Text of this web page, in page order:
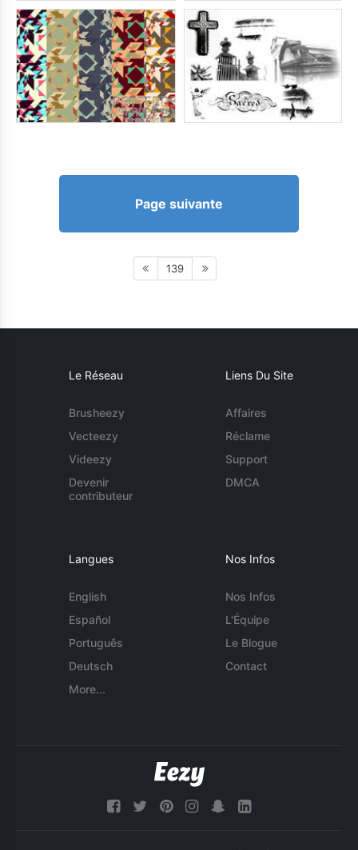
Page suivante
139
Le Réseau
Brusheezy
Vecteezy
Videezy
Devenir
contributeur
Liens Du Site
Affaires
Réclame
Support
DMCA
Langues
English
Español
Português
Deutsch
More...
Nos Infos
Nos Infos
L'Équipe
Le Blogue
Contact